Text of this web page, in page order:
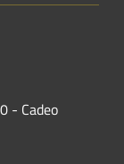
- Cadeo